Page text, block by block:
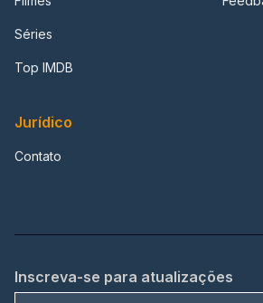
Séries
Top IMDB
Jurídico
Contato
Inscreva-se para atualizações